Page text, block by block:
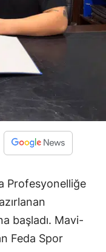
Profesyonelliğe
başladı. Mavi-
Feda Spor